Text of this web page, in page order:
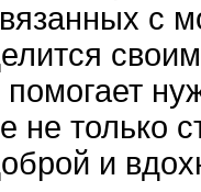
с
помогает
не только
и